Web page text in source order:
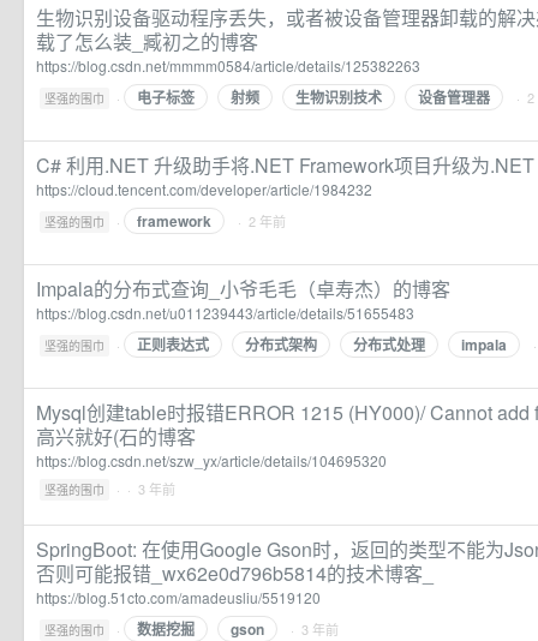
生物识别设备驱动程序丢失，或者被设备管理器卸载的解
载了怎么装_臧初之的博客
https://blog.csdn.net/mmmm0584/article/details/125382263
坚强的围巾 · 电子标签 射频 生物识别技术 设备管理器 ·
C# 利用.NET 升级助手将.NET Framework项目升级为
https://cloud.tencent.com/developer/article/1984232
坚强的围巾 · framework · 2 年前
Impala的分布式查询_小爷毛毛（卓寿杰）的博客
https://blog.csdn.net/u011239443/article/details/51655483
坚强的围巾 · 正则表达式 分布式架构 分布式处理 impala
Mysql创建table时报错ERROR 1215 (HY000)/ Cannot add
高兴就好(石的博客
https://blog.csdn.net/szw_yx/article/details/104695320
坚强的围巾 · · 3 年前
SpringBoot: 在使用Google Gson时，返回的类型不能为
否则可能报错_wx62e0d796b5814的技术博客_
https://blog.51cto.com/amadeusliu/5519120
坚强的围巾 · 数据挖掘 gson · 3 年前